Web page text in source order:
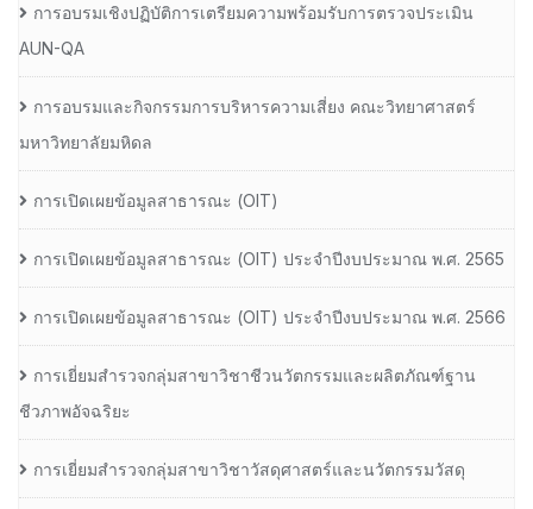
การอบรมเชิงปฏิบัติการเตรียมความพร้อมรับการตรวจประเมิน
AUN-QA
การอบรมและกิจกรรมการบริหารความเสี่ยง คณะวิทยาศาสตร์
มหาวิทยาลัยมหิดล
การเปิดเผยข้อมูลสาธารณะ (OIT)
การเปิดเผยข้อมูลสาธารณะ (OIT) ประจำปีงบประมาณ พ.ศ. 2565
การเปิดเผยข้อมูลสาธารณะ (OIT) ประจำปีงบประมาณ พ.ศ. 2566
การเยี่ยมสำรวจกลุ่มสาขาวิชาชีวนวัตกรรมและผลิตภัณฑ์ฐาน
ชีวภาพอัจฉริยะ
การเยี่ยมสำรวจกลุ่มสาขาวิชาวัสดุศาสตร์และนวัตกรรมวัสดุ